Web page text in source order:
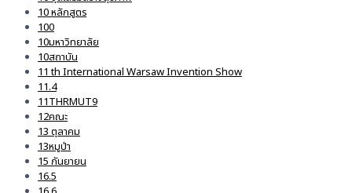
10 หลักสูตร
100
10มหาวิทยาลัย
10สถาบัน
11 th International Warsaw Invention Show
11.4
11THRMUT9
12คณะ
13 ตุลาคม
13หมูป่า
15 กันยายน
16.5